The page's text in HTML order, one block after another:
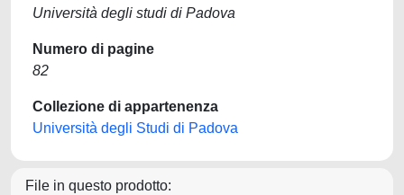
Università degli studi di Padova
Numero di pagine
82
Collezione di appartenenza
Università degli Studi di Padova
File in questo prodotto: